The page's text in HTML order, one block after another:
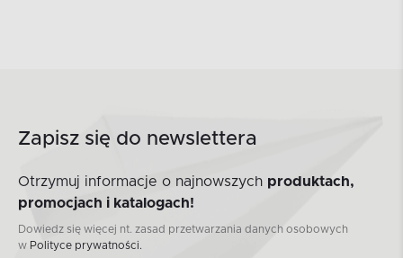
Zapisz się do newslettera
Otrzymuj informacje o najnowszych produktach,
promocjach i katalogach!
Dowiedz się więcej nt. zasad przetwarzania danych osobowych
w Polityce prywatności.